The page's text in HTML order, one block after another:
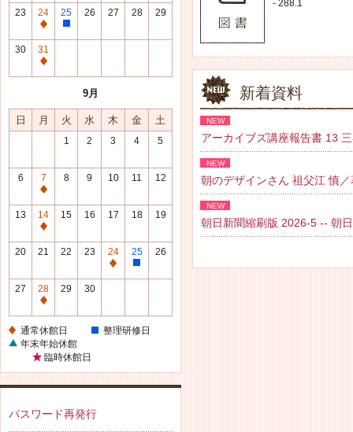
館
日
常
休
館
日
23
24
通
常
休
館
25
整
修
26 27 28 29
30
31
通
館
日
9月
日 月 火 水 木 金 土
1 2 3 4 5
6
7
通
常
休
館
8 9 10 11 12
13
14
通
常
館
日
15 16 17 18 19
20 21 22 23
24
通
館
日
25
整
修
日
26
27
28
通
休
館
日
29 30
通常休館日
整理研修日
年末年始休館
臨時休館日
パスワード再発行
- 288.1
新着資料
NEW
アーカイブズ講座報告書 13
NEW
朝のデザインさん 祖父江 慎
NEW
朝日新聞縮刷版 2026-5 -- 朝